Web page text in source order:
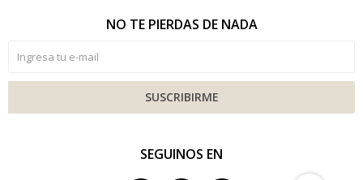
SEGUINOS EN
NO TE PIERDAS DE NADA
SUSCRIBIRME